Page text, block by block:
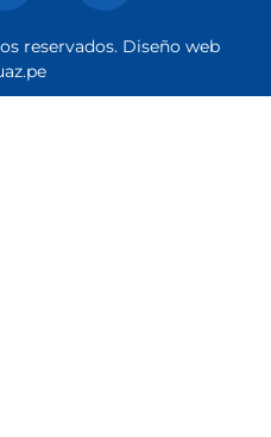
reservados. Diseño web